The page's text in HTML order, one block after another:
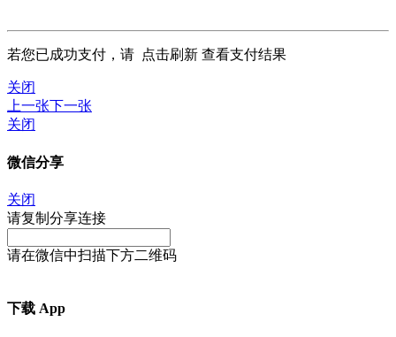
若您已成功支付，请 点击刷新 查看支付结果
关闭
上一张下一张
关闭
微信分享
关闭
请复制分享连接
请在微信中扫描下方二维码
下载 App